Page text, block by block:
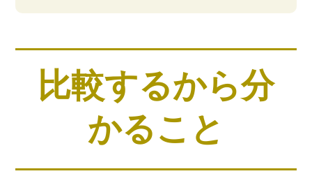
比較するから分
かること